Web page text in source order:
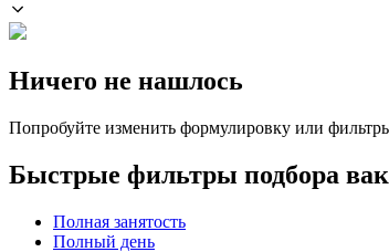
Ничего не нашлось
Попробуйте изменить формулировку или
Быстрые фильтры подбора
Полная занятость
Полный день